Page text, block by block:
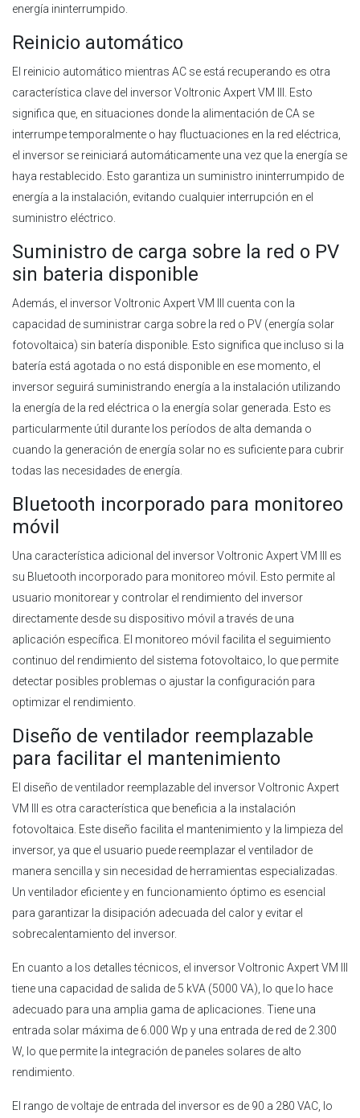
energía ininterrumpido.
Reinicio automático
El reinicio automático mientras AC se está recuperando es otra
característica clave del inversor Voltronic Axpert VM III. Esto
significa que, en situaciones donde la alimentación de CA se
interrumpe temporalmente o hay fluctuaciones en la red eléctrica,
el inversor se reiniciará automáticamente una vez que la energía se
haya restablecido. Esto garantiza un suministro ininterrumpido de
energía a la instalación, evitando cualquier interrupción en el
suministro eléctrico.
Suministro de carga sobre la red o PV
sin bateria disponible
Además, el inversor Voltronic Axpert VM III cuenta con la
capacidad de suministrar carga sobre la red o PV (energía solar
fotovoltaica) sin batería disponible. Esto significa que incluso si la
batería está agotada o no está disponible en ese momento, el
inversor seguirá suministrando energía a la instalación utilizando
la energía de la red eléctrica o la energía solar generada. Esto es
particularmente útil durante los períodos de alta demanda o
cuando la generación de energía solar no es suficiente para cubrir
todas las necesidades de energía.
Bluetooth incorporado para monitoreo
móvil
Una característica adicional del inversor Voltronic Axpert VM III es
su Bluetooth incorporado para monitoreo móvil. Esto permite al
usuario monitorear y controlar el rendimiento del inversor
directamente desde su dispositivo móvil a través de una
aplicación específica. El monitoreo móvil facilita el seguimiento
continuo del rendimiento del sistema fotovoltaico, lo que permite
detectar posibles problemas o ajustar la configuración para
optimizar el rendimiento.
Diseño de ventilador reemplazable
para facilitar el mantenimiento
El diseño de ventilador reemplazable del inversor Voltronic Axpert
VM III es otra característica que beneficia a la instalación
fotovoltaica. Este diseño facilita el mantenimiento y la limpieza del
inversor, ya que el usuario puede reemplazar el ventilador de
manera sencilla y sin necesidad de herramientas especializadas.
Un ventilador eficiente y en funcionamiento óptimo es esencial
para garantizar la disipación adecuada del calor y evitar el
sobrecalentamiento del inversor.
En cuanto a los detalles técnicos, el inversor Voltronic Axpert VM III
tiene una capacidad de salida de 5 kVA (5000 VA), lo que lo hace
adecuado para una amplia gama de aplicaciones. Tiene una
entrada solar máxima de 6.000 Wp y una entrada de red de 2.300
W, lo que permite la integración de paneles solares de alto
rendimiento.
El rango de voltaje de entrada del inversor es de 90 a 280 VAC, lo